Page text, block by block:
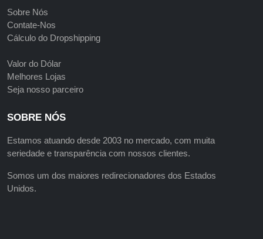
Sobre Nós
Contate-Nos
Cálculo do Dropshipping
Valor do Dólar
Melhores Lojas
Seja nosso parceiro
SOBRE NÓS
Estamos atuando desde 2003 no mercado, com muita
seriedade e transparência com nossos clientes.
Somos um dos maiores redirecionadores dos Estados
Unidos.